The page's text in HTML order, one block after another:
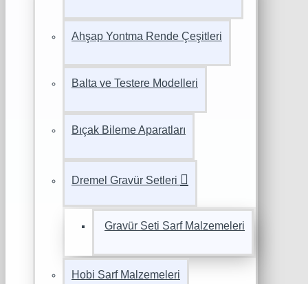
Ahşap Yontma Rende Çeşitleri
Balta ve Testere Modelleri
Bıçak Bileme Aparatları
Dremel Gravür Setleri
Gravür Seti Sarf Malzemeleri
Hobi Sarf Malzemeleri